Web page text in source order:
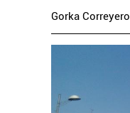
Gorka